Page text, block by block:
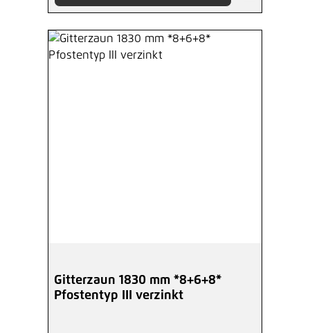
Gitterzaun 1830 mm *8+6+8*
Pfostentyp III verzinkt